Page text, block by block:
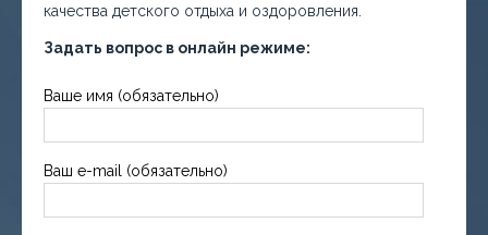
качества детского отдыха и оздоровления.
Задать вопрос в онлайн режиме:
Ваше имя (обязательно)
Ваш e-mail (обязательно)